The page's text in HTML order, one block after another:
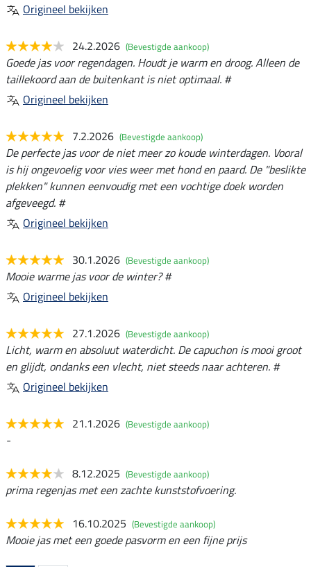
Origineel bekijken
24.2.2026 (Bevestigde aankoop)
Goede jas voor regendagen. Houdt je warm en droog. Alleen de
taillekoord aan de buitenkant is niet optimaal. #
Origineel bekijken
7.2.2026 (Bevestigde aankoop)
De perfecte jas voor de niet meer zo koude winterdagen. Vooral
is hij ongevoelig voor vies weer met hond en paard. De "beslikte
plekken" kunnen eenvoudig met een vochtige doek worden
afgeveegd. #
Origineel bekijken
30.1.2026 (Bevestigde aankoop)
Mooie warme jas voor de winter? #
Origineel bekijken
27.1.2026 (Bevestigde aankoop)
Licht, warm en absoluut waterdicht. De capuchon is mooi groot
en glijdt, ondanks een vlecht, niet steeds naar achteren. #
Origineel bekijken
21.1.2026 (Bevestigde aankoop)
-
8.12.2025 (Bevestigde aankoop)
prima regenjas met een zachte kunststofvoering.
16.10.2025 (Bevestigde aankoop)
Mooie jas met een goede pasvorm en een fijne prijs